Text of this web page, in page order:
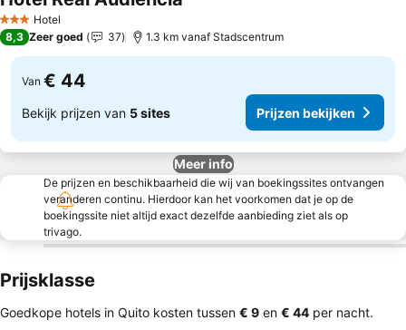
3 SterrenHotel
8,3 Zeer goed 37 1.3 km vanaf Stadscentrum
Van € 44
Bekijk prijzen van 5 sites Prijzen bekijken
Meer info
De prijzen en beschikbaarheid die wij van boekingssites ontvangen
veranderen continu. Hierdoor kan het voorkomen dat je op de
boekingssite niet altijd exact dezelfde aanbieding ziet als op
trivago.
Prijsklasse
Goedkope hotels in Quito kosten tussen ‎€ 9 en ‎€ 44 per nacht.